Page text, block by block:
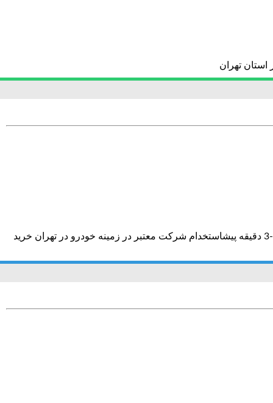
تهران
استخدام شرکت معتبر در زمینه خودرو در تهرانایران استخدام-3 دقیقه پیش استخدام شرکت معتبر در زمینه خودرو در تهران ایران استخدام-3 دقیقه پیشاستخدام شرکت معتبر در زمینه خودرو در تهران خرید